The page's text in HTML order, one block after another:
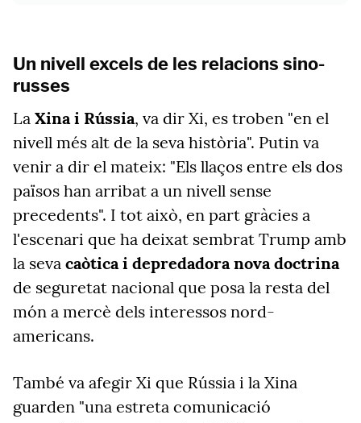
Un nivell excels de les relacions sino-
russes
La Xina i Rússia, va dir Xi, es troben "en el
nivell més alt de la seva història". Putin va
venir a dir el mateix: "Els llaços entre els dos
països han arribat a un nivell sense
precedents". I tot això, en part gràcies a
l'escenari que ha deixat sembrat Trump amb
la seva caòtica i depredadora nova doctrina
de seguretat nacional que posa la resta del
món a mercè dels interessos nord-
americans.
També va afegir Xi que Rússia i la Xina
guarden "una estreta comunicació